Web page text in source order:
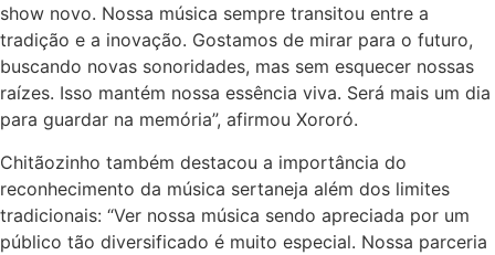
show novo. Nossa música sempre transitou entre a
tradição e a inovação. Gostamos de mirar para o futuro,
buscando novas sonoridades, mas sem esquecer nossas
raízes. Isso mantém nossa essência viva. Será mais um dia
para guardar na memória”, afirmou Xororó.
Chitãozinho também destacou a importância do
reconhecimento da música sertaneja além dos limites
tradicionais: “Ver nossa música sendo apreciada por um
público tão diversificado é muito especial. Nossa parceria